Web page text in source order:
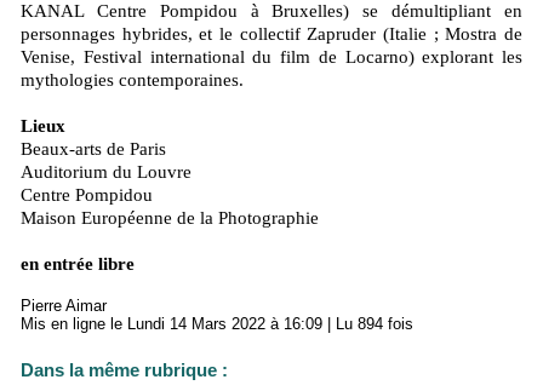
KANAL Centre Pompidou à Bruxelles) se démultipliant en
personnages hybrides, et le collectif Zapruder (Italie ; Mostra de
Venise, Festival international du film de Locarno) explorant les
mythologies contemporaines.
Lieux
Beaux-arts de Paris
Auditorium du Louvre
Centre Pompidou
Maison Européenne de la Photographie
en entrée libre
Pierre Aimar
Mis en ligne le Lundi 14 Mars 2022 à 16:09 | Lu 894 fois
Dans la même rubrique :